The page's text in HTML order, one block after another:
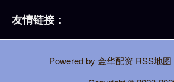
友情链接：
Powered by 金华配资 RSS地图